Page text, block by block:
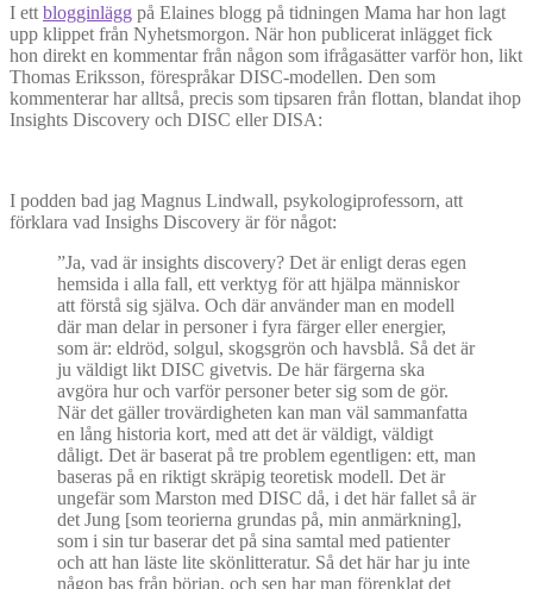
I ett blogginlägg på Elaines blogg på tidningen Mama har hon lagt
upp klippet från Nyhetsmorgon. När hon publicerat inlägget fick
hon direkt en kommentar från någon som ifrågasätter varför hon, likt
Thomas Eriksson, förespråkar DISC-modellen. Den som
kommenterar har alltså, precis som tipsaren från flottan, blandat ihop
Insights Discovery och DISC eller DISA:
I podden bad jag Magnus Lindwall, psykologiprofessorn, att
förklara vad Insighs Discovery är för något:
”Ja, vad är insights discovery? Det är enligt deras egen
hemsida i alla fall, ett verktyg för att hjälpa människor
att förstå sig själva. Och där använder man en modell
där man delar in personer i fyra färger eller energier,
som är: eldröd, solgul, skogsgrön och havsblå. Så det är
ju väldigt likt DISC givetvis. De här färgerna ska
avgöra hur och varför personer beter sig som de gör.
När det gäller trovärdigheten kan man väl sammanfatta
en lång historia kort, med att det är väldigt, väldigt
dåligt. Det är baserat på tre problem egentligen: ett, man
baseras på en riktigt skräpig teoretisk modell. Det är
ungefär som Marston med DISC då, i det här fallet så är
det Jung [som teorierna grundas på, min anmärkning],
som i sin tur baserar det på sina samtal med patienter
och att han läste lite skönlitteratur. Så det här har ju inte
någon bas från början, och sen har man förenklat det